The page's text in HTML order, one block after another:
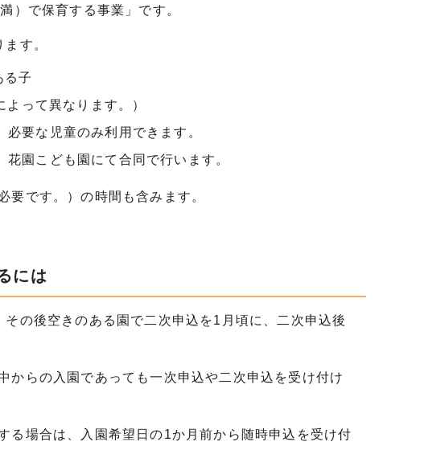
）で保育する事業」です。
す。
る子
って異なります。）
要な児童のみ利用できます。
園こども園にて合同で行います。
です。）の時間も含みます。
には
の後空きのある園で二次申込を1月頃に、二次申込後
からの入園であっても一次申込や二次申込を受け付け
る場合は、入園希望日の1か月前から随時申込を受け付